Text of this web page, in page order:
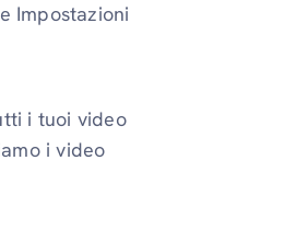
Impostazioni
i tuoi video
i video